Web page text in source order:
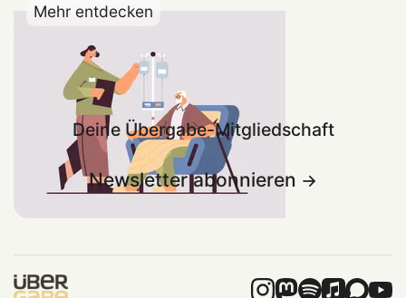
Mehr entdecken
Deine Übergabe-Mitgliedschaft
Newsletter abonnieren